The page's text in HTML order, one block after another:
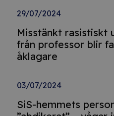
29/07/2024
Misstänkt rasistiskt
från professor blir
åklagare
03/07/2024
SiS-hemmets